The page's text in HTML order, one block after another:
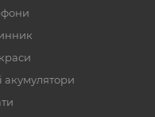
акумулятори